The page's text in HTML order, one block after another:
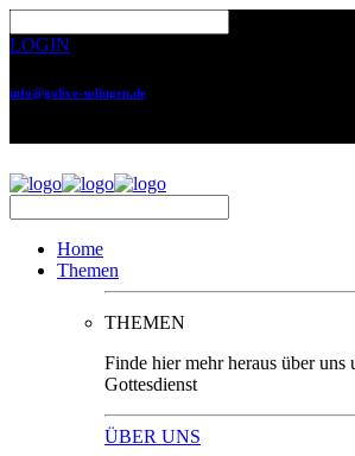
LOGIN
info@golive-solingen.de
Home
Themen
THEMEN
Finde hier mehr heraus über uns
Gottesdienst
ÜBER UNS